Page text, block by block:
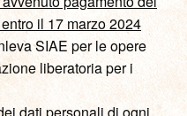
il 17 marzo 2024
SIAE per le opere
liberatoria per i